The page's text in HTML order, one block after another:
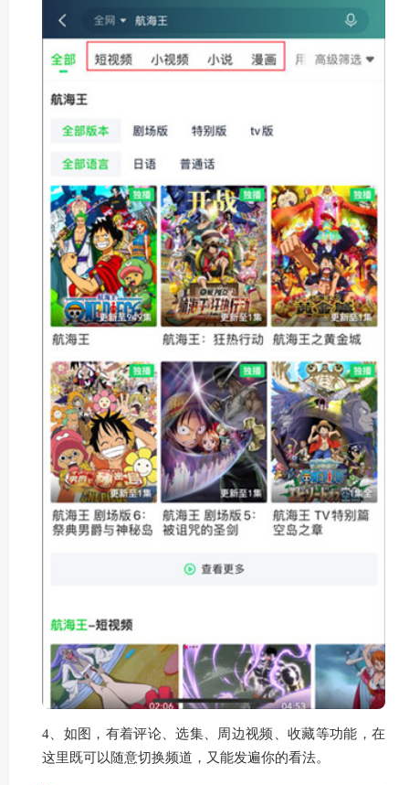
4、如图，有着评论、选集、周边视频、收藏等功能，在
这里既可以随意切换频道，又能发遍你的看法。